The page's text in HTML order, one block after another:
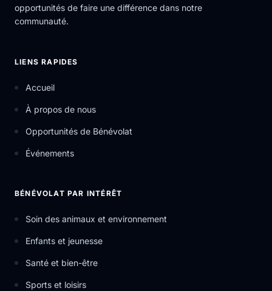
opportunités de faire une différence dans notre
communauté.
LIENS RAPIDES
Accueil
À propos de nous
Opportunités de Bénévolat
Événements
BÉNÉVOLAT PAR INTÉRÊT
Soin des animaux et environnement
Enfants et jeunesse
Santé et bien-être
Sports et loisirs